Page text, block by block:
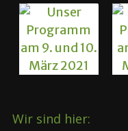
Wir sind hier: